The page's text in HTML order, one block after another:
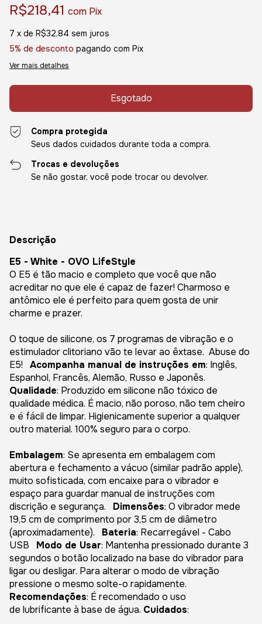
R$218,41 com Pix
7 x de R$32,84 sem juros
5% de desconto pagando com Pix
Ver mais detalhes
Compra protegida
Seus dados cuidados durante toda a compra.
Trocas e devoluções
Se não gostar, você pode trocar ou devolver.
Descrição
E5 - White - OVO LifeStyle
O E5 é tão macio e completo que você que não
acreditar no que ele é capaz de fazer! Charmoso e
antômico ele é perfeito para quem gosta de unir
charme e prazer.
O toque de silicone, os 7 programas de vibração e o
estimulador clitoriano vão te levar ao êxtase. Abuse do
E5! Acompanha manual de instruções em: Inglês,
Espanhol, Francês, Alemão, Russo e Japonês.
Qualidade: Produzido em silicone não tóxico de
qualidade médica. É macio, não poroso, não tem cheiro
e é fácil de limpar. Higienicamente superior a qualquer
outro material. 100% seguro para o corpo.
Embalagem: Se apresenta em embalagem com
abertura e fechamento a vácuo (similar padrão apple),
muito sofisticada, com encaixe para o vibrador e
espaço para guardar manual de instruções com
discrição e segurança. Dimensões: O vibrador mede
19,5 cm de comprimento por 3,5 cm de diâmetro
(aproximadamente). Bateria: Recarregável - Cabo
USB Modo de Usar: Mantenha pressionado durante 3
segundos o botão localizado na base do vibrador para
ligar ou desligar. Para alterar o modo de vibração
pressione o mesmo solte-o rapidamente.
Recomendações: É recomendado o uso
de lubrificante à base de água. Cuidados: